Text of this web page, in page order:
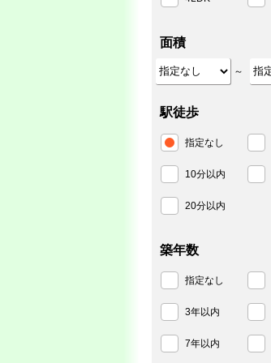
面積
～
駅徒歩
指定なし
10分以内
20分以内
築年数
指定なし
3年以内
7年以内